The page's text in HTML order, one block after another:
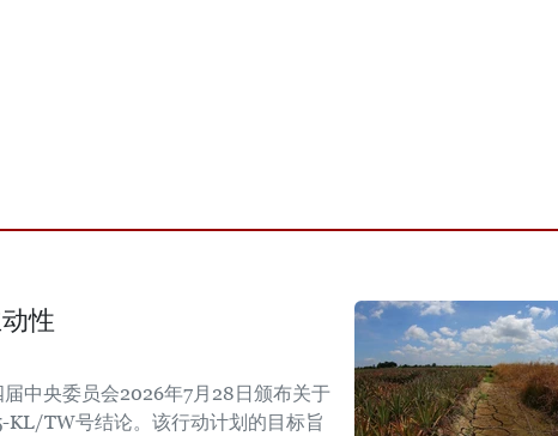
性
中央委员会2026年7月28日颁布关于
KL/TW号结论。该行动计划的目标旨